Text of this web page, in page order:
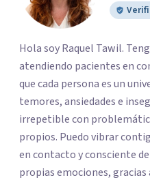
Hola soy Raquel Tawil. Tengo más de treinta años
atendiendo pacientes en consulta
que cada persona es un
temores, ansiedades e
irrepetible con
propios. Puedo vibrar
en contacto y consciente
propias emociones,